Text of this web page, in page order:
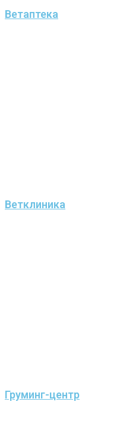
Ветаптека
Ветклиника
Груминг-центр